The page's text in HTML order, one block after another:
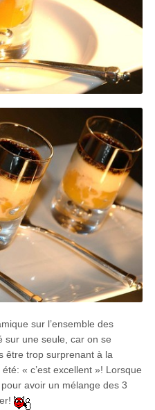
sur l’ensemble des
sur une seule, car on se
être trop surprenant à la
« c’est excellent »! Lorsque
avoir un mélange des 3